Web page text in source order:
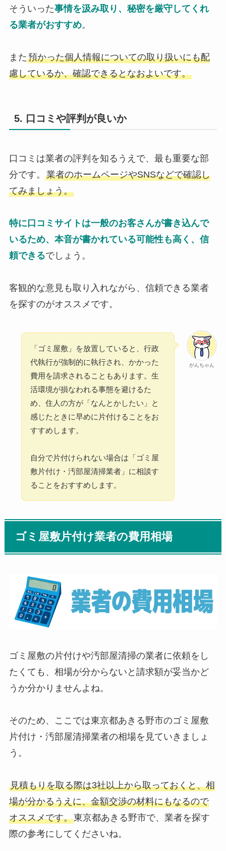
そういった事情を汲み取り、秘密を厳守してくれ
る業者がおすすめ。
また預かった個人情報についての取り扱いにも配
慮しているか、確認できるとなおよいです。
5. 口コミや評判が良いか
口コミは業者の評判を知るうえで、最も重要な部
分です。 業者のホームページやSNSなどで確認し
てみましょう。
特に口コミサイトは一般のお客さんが書き込んで
いるため、本音が書かれている可能性も高く、信
頼できるでしょう。
客観的な意見も取り入れながら、信頼できる業者
を探すのがオススメです。
がんちゃん
「ゴミ屋敷」を放置していると、行政
代執行が強制的に執行され、かかった
費用を請求されることもあります。生
活環境が損なわれる事態を避けるた
め、住人の方が「なんとかしたい」と
感じたときに早めに片付けることをお
すすめします。
自分で片付けられない場合は「ゴミ屋
敷片付け・汚部屋清掃業者」に相談す
ることをおすすめします。
ゴミ屋敷片付け業者の費用相場
ゴミ屋敷の片付けや汚部屋清掃の業者に依頼をし
たくても、相場が分からないと請求額が妥当かど
うか分かりませんよね。
そのため、ここでは東京都あきる野市のゴミ屋敷
片付け・汚部屋清掃業者の相場を見ていきましょ
う。
見積もりを取る際は3社以上から取っておくと、相
場が分かるうえに、金額交渉の材料にもなるので
オススメです。東京都あきる野市で、業者を探す
際の参考にしてくださいね。